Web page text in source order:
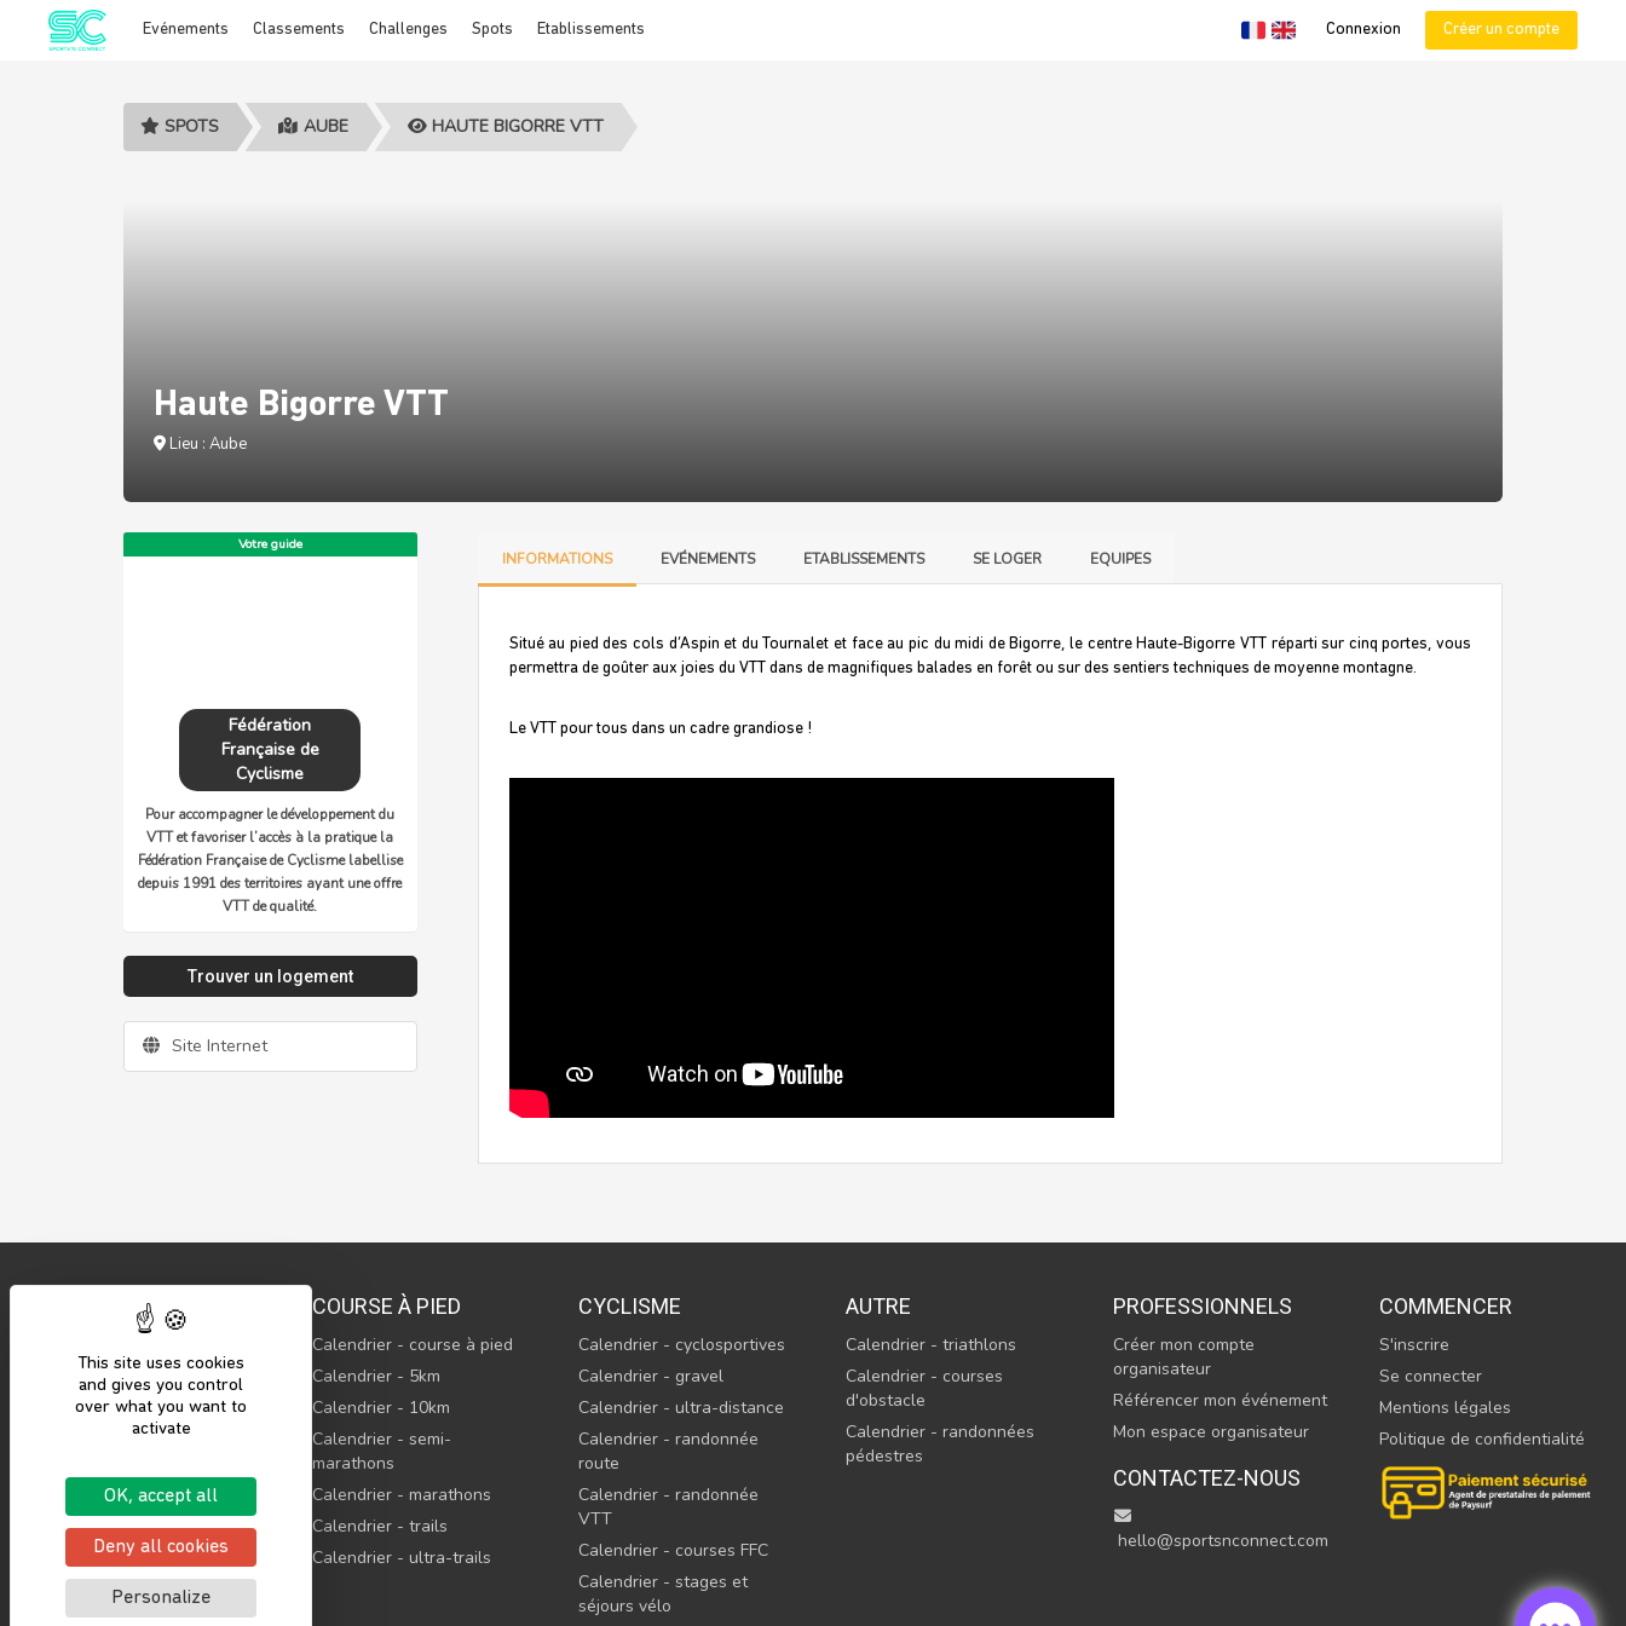
This site uses cookies
and gives you control
over what you want to
activate
OK, accept all
Deny all cookies
Personalize
Evénements Classements Challenges Spots Etablissements Connexion Créer un compte
SPOTS AUBE HAUTE BIGORRE VTT
Haute Bigorre VTT
Lieu : Aube
Votre guide
Fédération
Française de
Cyclisme
Pour accompagner le développement du
VTT et favoriser l’accès à la pratique la
Fédération Française de Cyclisme labellise
depuis 1991 des territoires ayant une offre
VTT de qualité.
Trouver un logement
Site Internet
INFORMATIONS EVÉNEMENTS ETABLISSEMENTS SE LOGER EQUIPES
Situé au pied des cols d’Aspin et du Tournalet et face au pic du midi de Bigorre, le centre Haute-Bigorre VTT réparti sur cinq portes, vous
permettra de goûter aux joies du VTT dans de magnifiques balades en forêt ou sur des sentiers techniques de moyenne montagne.
Le VTT pour tous dans un cadre grandiose !
© 2023 Sports’N Connect, SAS
Tous droits réservés
Sports’N Connect, c’est le
l’écosystème sportif.
COURSE À PIED
Calendrier - course à pied
Calendrier - 5km
Calendrier - 10km
Calendrier - semi-
marathons
Calendrier - marathons
Calendrier - trails
Calendrier - ultra-trails
CYCLISME
Calendrier - cyclosportives
Calendrier - gravel
Calendrier - ultra-distance
Calendrier - randonnée
route
Calendrier - randonnée
VTT
Calendrier - courses FFC
Calendrier - stages et
séjours vélo
AUTRE
Calendrier - triathlons
Calendrier - courses
d'obstacle
Calendrier - randonnées
pédestres
PROFESSIONNELS
Créer mon compte
organisateur
Référencer mon événement
Mon espace organisateur
CONTACTEZ-NOUS
hello@sportsnconnect.com
COMMENCER
S'inscrire
Se connecter
Mentions légales
Politique de confidentialité